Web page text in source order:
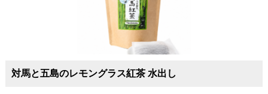
対馬と五島のレモングラス紅茶 水出し